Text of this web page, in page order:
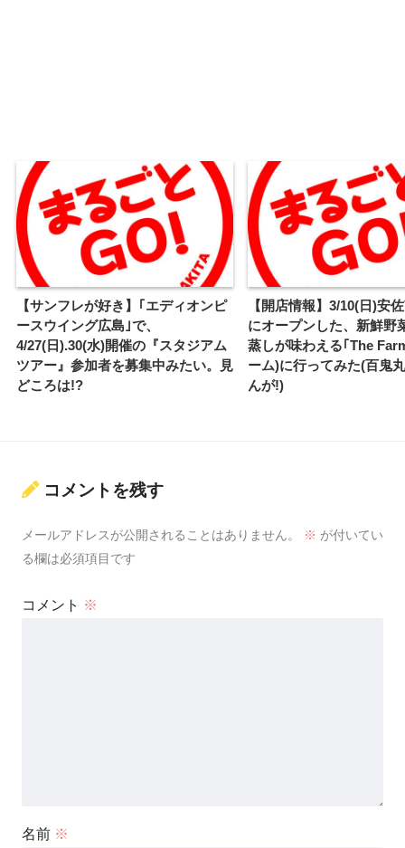
【サンフレが好き】｢エディオンピ
ースウイング広島｣で、
4/27(日).30(水)開催の『スタジアム
ツアー』参加者を募集中みたい。見
どころは!?
【開店情報】3/10(日)安
にオープンした、新鮮野
蒸しが味わえる｢The
ーム)に行ってみた(百鬼
んが!)
コメントを残す
メールアドレスが公開されることはありません。 ※ が付いてい
る欄は必須項目です
コメント ※
名前 ※